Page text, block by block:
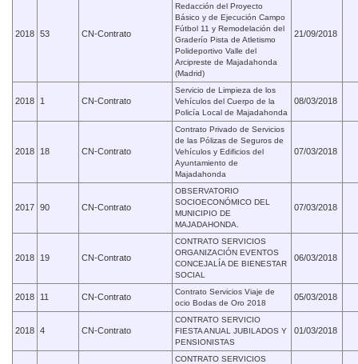
2018 53 CN-Contrato
Redacción del Proyecto
Básico y de Ejecución Campo
Fútbol 11 y Remodelación del
Graderío Pista de Atletismo
Polideportivo Valle del
Arcipreste de Majadahonda
(Madrid)
21/09/2018
2018 1 CN-Contrato
Servicio de Limpieza de los
Vehículos del Cuerpo de la
Policía Local de Majadahonda
08/03/2018
2018 18 CN-Contrato
Contrato Privado de Servicios
de las Pólizas de Seguros de
Vehículos y Edificios del
Ayuntamiento de
Majadahonda
07/03/2018
2017 90 CN-Contrato
OBSERVATORIO
SOCIOECONÓMICO DEL
MUNICIPIO DE
MAJADAHONDA.
07/03/2018
2018 19 CN-Contrato
CONTRATO SERVICIOS
ORGANIZACIÓN EVENTOS
CONCEJALÍA DE BIENESTAR
SOCIAL
06/03/2018
2018 11 CN-Contrato
Contrato Servicios Viaje de
ocio Bodas de Oro 2018
05/03/2018
2018 4 CN-Contrato
CONTRATO SERVICIO
FIESTA ANUAL JUBILADOS Y
PENSIONISTAS
01/03/2018
CONTRATO SERVICIOS